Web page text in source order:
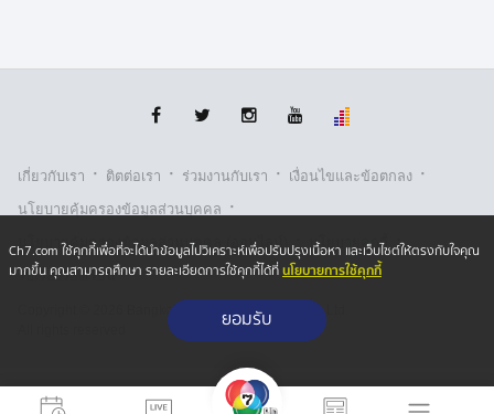
เกี่ยวกับเรา · ติตต่อเรา · ร่วมงานกับเรา · เงื่อนไขและข้อตกลง ·
นโยบายคุ้มครองข้อมูลส่วนบุคคล ·
นโยบายคุ้มครองข้อมูลส่วนบุคคล (ออนไลน์) · นโยบายคุกกี้ ·
รับเรื่องร้องเรียน
Copyright © 2026 Bangkok Broadcasting & T.V. Co.,Ltd.
Ch7.com ใช้คุกกี้เพื่อที่จะได้นำข้อมูลไปวิเคราะห์เพื่อปรับปรุงเนื้อหา และเว็บไซต์ให้ตรงกับใจคุณ
มากขึ้น คุณสามารถศึกษา รายละเอียดการใช้คุกกี้ได้ที่นโยบายการใช้คุกกี้
ยอมรับ